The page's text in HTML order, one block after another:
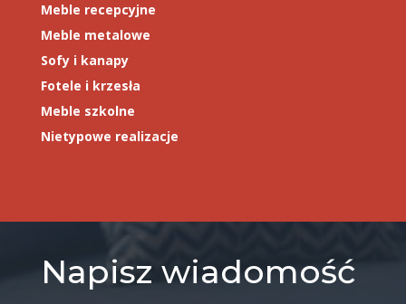
Meble recepcyjne
Meble metalowe
Sofy i kanapy
Fotele i krzesła
Meble szkolne
Nietypowe realizacje
Napisz wiadomość